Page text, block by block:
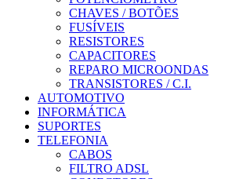
CHAVES / BOTÕES
FUSÍVEIS
RESISTORES
CAPACITORES
REPARO MICROONDAS
TRANSISTORES / C.I.
AUTOMOTIVO
INFORMÁTICA
SUPORTES
TELEFONIA
CABOS
FILTRO ADSL